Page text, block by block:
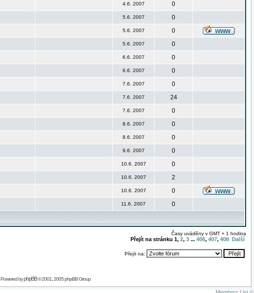
4.6. 2007
0
5.6. 2007
0
5.6. 2007
0
5.6. 2007
0
6.6. 2007
0
6.6. 2007
0
7.6. 2007
0
7.6. 2007
24
7.6. 2007
0
8.6. 2007
0
8.6. 2007
0
9.6. 2007
0
10.6. 2007
0
10.6. 2007
2
10.6. 2007
0
11.6. 2007 0
Časy uváděny v GMT + 1 hodina
Přejít na stránku 1, 2, 3 ... 406, 407, 408 Další
Přejít na:
Powered byphpBB© 2001, 2005 phpBB Group